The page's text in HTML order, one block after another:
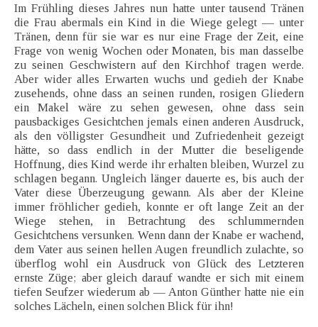
Im Frühling dieses Jahres nun hatte unter tausend Tränen
die Frau abermals ein Kind in die Wiege gelegt — unter
Tränen, denn für sie war es nur eine Frage der Zeit, eine
Frage von wenig Wochen oder Monaten, bis man dasselbe
zu seinen Geschwistern auf den Kirchhof tragen werde.
Aber wider alles Erwarten wuchs und gedieh der Knabe
zusehends, ohne dass an seinen runden, rosigen Gliedern
ein Makel wäre zu sehen gewesen, ohne dass sein
pausbackiges Gesichtchen jemals einen anderen Ausdruck,
als den völligster Gesundheit und Zufriedenheit gezeigt
hätte, so dass endlich in der Mutter die beseligende
Hoffnung, dies Kind werde ihr erhalten bleiben, Wurzel zu
schlagen begann. Ungleich länger dauerte es, bis auch der
Vater diese Überzeugung gewann. Als aber der Kleine
immer fröhlicher gedieh, konnte er oft lange Zeit an der
Wiege stehen, in Betrachtung des schlummernden
Gesichtchens versunken. Wenn dann der Knabe er wachend,
dem Vater aus seinen hellen Augen freundlich zulachte, so
überflog wohl ein Ausdruck von Glück des Letzteren
ernste Züge; aber gleich darauf wandte er sich mit einem
tiefen Seufzer wiederum ab — Anton Günther hatte nie ein
solches Lächeln, einen solchen Blick für ihn!